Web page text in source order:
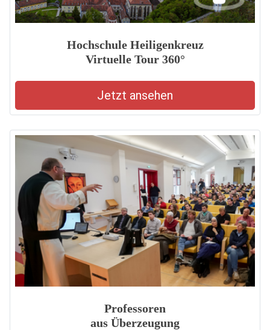
Hochschule Heiligenkreuz
Virtuelle Tour 360°
Jetzt ansehen
Professoren
aus Überzeugung